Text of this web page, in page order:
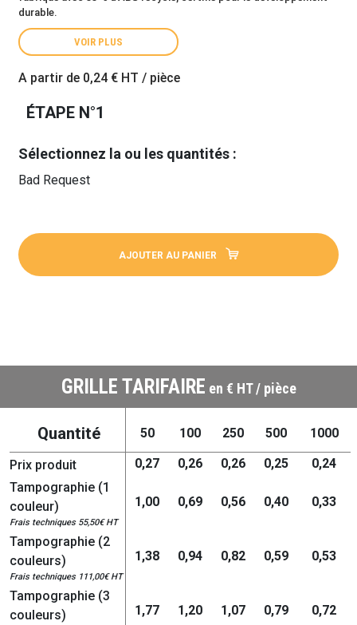
durable.
VOIR PLUS
A partir de 0,24 € HT / pièce
ÉTAPE N°1
Sélectionnez la ou les quantités :
Bad Request
AJOUTER AU PANIER
GRILLE TARIFAIRE en € HT / pièce
Quantité 50 100 250 500 1000
Prix produit 0,27 0,26 0,26 0,25
0,24
Tampographie (1
couleur)
Frais techniques 55,50€ HT
1,00 0,69 0,56 0,40 0,33
Tampographie (2
couleurs)
Frais techniques 111,00€ HT
1,38 0,94 0,82 0,59 0,53
Tampographie (3
couleurs)
1,77 1,20 1,07 0,79 0,72